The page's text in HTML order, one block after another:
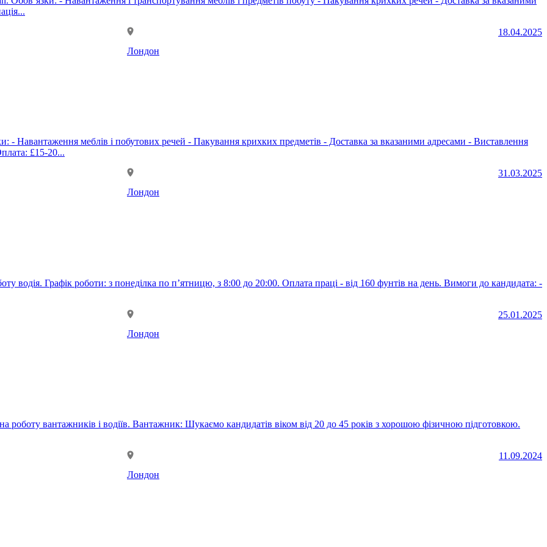
Лондон
18.04.2025
і приймання платежів - Координація роботи команди Оплата: £15-20...
Лондон
31.03.2025
роботи: з понеділка по п’ятницю, з 8:00 до 20:00. Оплата праці - від 160 фунтів на день. Вимоги до кандидата: -
Лондон
25.01.2025
віком від 20 до 45 років з хорошою фізичною підготовкою.
Лондон
11.09.2024